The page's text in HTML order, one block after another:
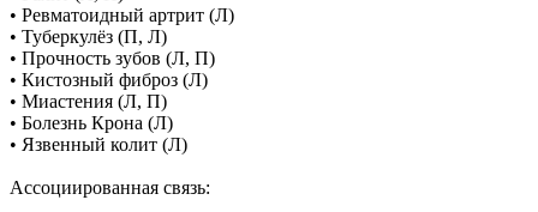
• Ревматоидный артрит (Л)
• Туберкулёз (П, Л)
• Прочность зубов (Л, П)
• Кистозный фиброз (Л)
• Миастения (Л, П)
• Болезнь Крона (Л)
• Язвенный колит (Л)
Ассоциированная связь: